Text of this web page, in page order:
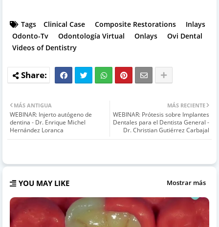
Tags Clinical Case Composite Restorations
Inlays
Odonto-Tv
Odontología Virtual Onlays
Ovi Dental
Videos of Dentistry
MÁS RECIENTE
WEBINAR: Prótesis sobre Implantes
Dentales para el Dentista General -
Dr. Christian Gutiérrez Carbajal
MÁS ANTIGUA
WEBINAR: Injerto autógeno de
dentina - Dr. Enrique Michel
Hernández Loranca
YOU MAY LIKE Mostrar más